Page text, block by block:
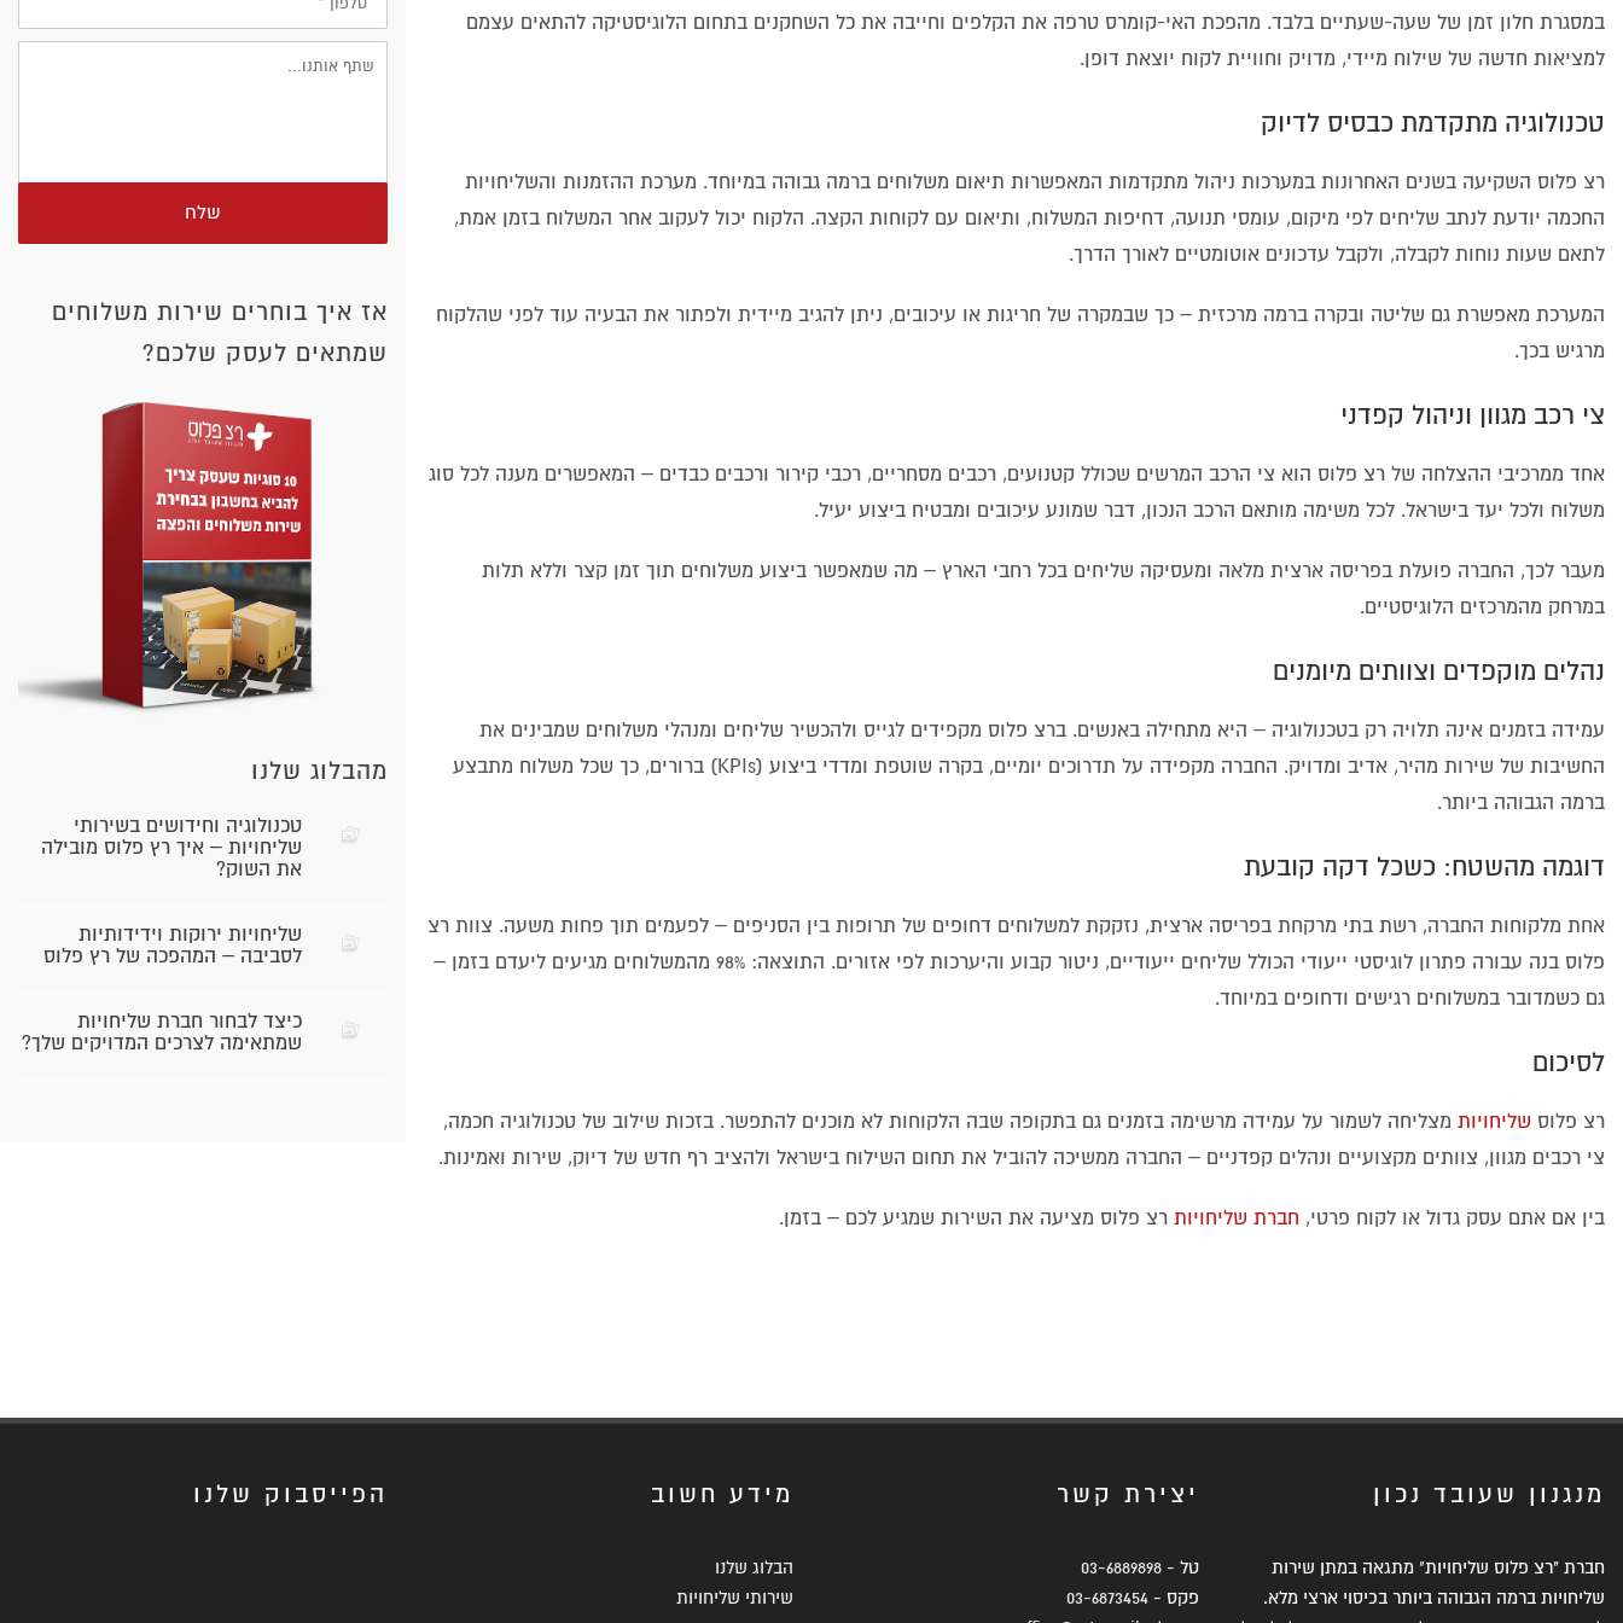
במסגרת חלון זמן של שעה-שעתיים בלבד. מהפכת האי-קומרס טרפה את הקלפים וחייבה את כל השחקנים בתחום הלוגיסטיקה להתאים עצמם
למציאות חדשה של שילוח מיידי, מדויק וחוויית לקוח יוצאת דופן.
טכנולוגיה מתקדמת כבסיס לדיוק
רצ פלוס השקיעה בשנים האחרונות במערכות ניהול מתקדמות המאפשרות תיאום משלוחים ברמה גבוהה במיוחד. מערכת ההזמנות והשליחויות
החכמה יודעת לנתב שליחים לפי מיקום, עומסי תנועה, דחיפות המשלוח, ותיאום עם לקוחות הקצה. הלקוח יכול לעקוב אחר המשלוח בזמן אמת,
לתאם שעות נוחות לקבלה, ולקבל עדכונים אוטומטיים לאורך הדרך.
המערכת מאפשרת גם שליטה ובקרה ברמה מרכזית – כך שבמקרה של חריגות או עיכובים, ניתן להגיב מיידית ולפתור את הבעיה עוד לפני שהלקוח
מרגיש בכך.
צי רכב מגוון וניהול קפדני
אחד ממרכיבי ההצלחה של רצ פלוס הוא צי הרכב המרשים שכולל קטנועים, רכבים מסחריים, רכבי קירור ורכבים כבדים – המאפשרים מענה לכל סוג
משלוח ולכל יעד בישראל. לכל משימה מותאם הרכב הנכון, דבר שמונע עיכובים ומבטיח ביצוע יעיל.
מעבר לכך, החברה פועלת בפריסה ארצית מלאה ומעסיקה שליחים בכל רחבי הארץ – מה שמאפשר ביצוע משלוחים תוך זמן קצר וללא תלות
במרחק מהמרכזים הלוגיסטיים.
נהלים מוקפדים וצוותים מיומנים
עמידה בזמנים אינה תלויה רק בטכנולוגיה – היא מתחילה באנשים. ברצ פלוס מקפידים לגייס ולהכשיר שליחים ומנהלי משלוחים שמבינים את
החשיבות של שירות מהיר, אדיב ומדויק. החברה מקפידה על תדרוכים יומיים, בקרה שוטפת ומדדי ביצוע (KPIs) ברורים, כך שכל משלוח מתבצע
ברמה הגבוהה ביותר.
דוגמה מהשטח: כשכל דקה קובעת
אחת מלקוחות החברה, רשת בתי מרקחת בפריסה ארצית, נזקקת למשלוחים דחופים של תרופות בין הסניפים – לפעמים תוך פחות משעה. צוות רצ
פלוס בנה עבורה פתרון לוגיסטי ייעודי הכולל שליחים ייעודיים, ניטור קבוע והיערכות לפי אזורים. התוצאה: 98% מהמשלוחים מגיעים ליעדם בזמן –
גם כשמדובר במשלוחים רגישים ודחופים במיוחד.
לסיכום
רצ פלוס שליחויות מצליחה לשמור על עמידה מרשימה בזמנים גם בתקופה שבה הלקוחות לא מוכנים להתפשר. בזכות שילוב של טכנולוגיה חכמה,
צי רכבים מגוון, צוותים מקצועיים ונהלים קפדניים – החברה ממשיכה להוביל את תחום השילוח בישראל ולהציב רף חדש של דיוק, שירות ואמינות.
בין אם אתם עסק גדול או לקוח פרטי, חברת שליחויות רצ פלוס מציעה את השירות שמגיע לכם – בזמן.
שלח
אז איך בוחרים שירות משלוחים
שמתאים לעסק שלכם?
מהבלוג שלנו
טכנולוגיה וחידושים בשירותי
שליחויות – איך רץ פלוס מובילה
את השוק?
שליחויות ירוקות וידידותיות
לסביבה – המהפכה של רץ פלוס
כיצד לבחור חברת שליחויות
שמתאימה לצרכים המדויקים שלך?
מנגנון שעובד נכון
חברת "רצ פלוס שליחויות" מתגאה במתן שירות
שליחויות ברמה הגבוהה ביותר בכיסוי ארצי מלא.
יצירת קשר
טל - 03-6889898
פקס - 03-6873454
מידע חשוב
הבלוג שלנו
שירותי שליחויות
הפייסבוק שלנו